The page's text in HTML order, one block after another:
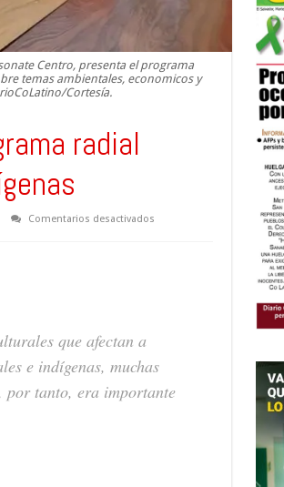
Centro, presenta el programa
temas ambientales, economicos y
Cortesía.
radial
Comentarios desactivadosen
que afectan a
e indígenas, muchas
por tanto, era importante